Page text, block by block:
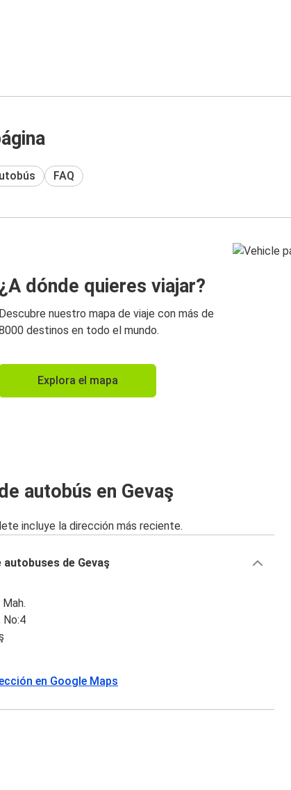
FAQ
¿A dónde quieres viajar?
Descubre nuestro mapa de viaje con más de
destinos en todo el mundo.
Explora el mapa
autobús en Gevaş
incluye la dirección más reciente.
autobuses de Gevaş
No:4
en Google Maps